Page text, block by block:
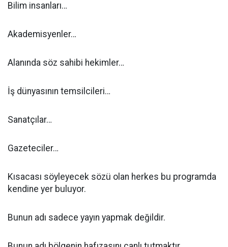
Bilim insanları…
Akademisyenler…
Alanında söz sahibi hekimler…
İş dünyasının temsilcileri…
Sanatçılar…
Gazeteciler…
Kısacası söyleyecek sözü olan herkes bu programda
kendine yer buluyor.
Bunun adı sadece yayın yapmak değildir.